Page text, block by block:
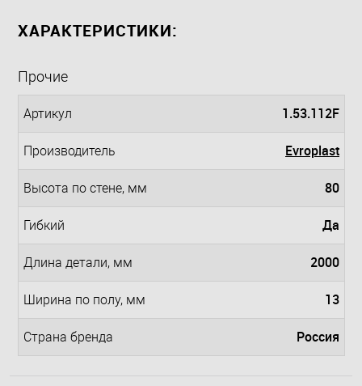
ХАРАКТЕРИСТИКИ:
Прочие
Артикул 1.53.112F
Производитель Evroplast
Высота по стене, мм 80
Гибкий Да
Длина детали, мм 2000
Ширина по полу, мм 13
Страна бренда Россия